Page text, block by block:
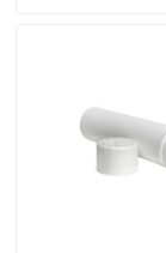
À propos de